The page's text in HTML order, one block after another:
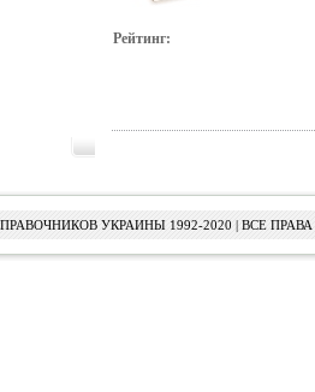
Рейтинг:
УКРАИНЫ 1992-2020 | ВСЕ